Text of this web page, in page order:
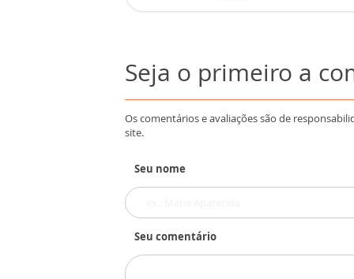
Seja o primeiro a
Os comentários e avaliações são de
site.
Seu nome
Seu comentário